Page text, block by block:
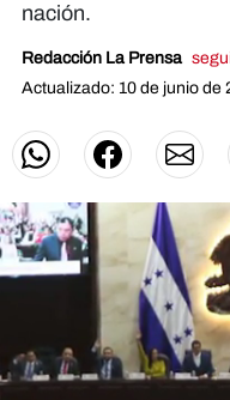
nación.
Redacción La Prensa
Actualizado: 10 de junio de